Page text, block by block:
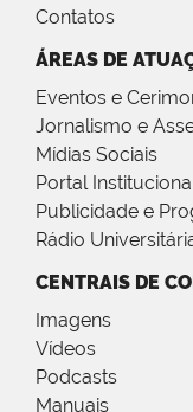
Contatos
ÁREAS DE
Eventos e
Jornalismo e
Mídias Sociais
Portal
Publicidade e
Rádio
CENTRAIS DE
Imagens
Vídeos
Podcasts
Manuais